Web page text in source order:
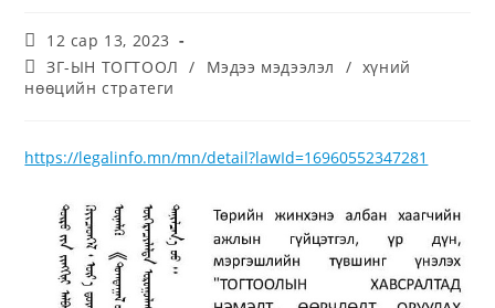
12 сар 13, 2023
ЗГ-ЫН ТОГТООЛ
/ Мэдээ мэдээлэл / хүний
нөөцийн стратеги
https://legalinfo.mn/mn/detail?lawId=16960552347281